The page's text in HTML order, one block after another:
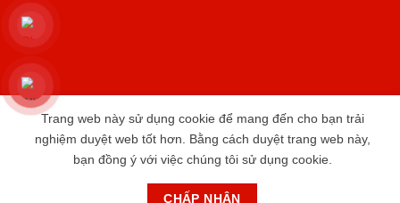
Copyright 2026 © cameravnt39.com
CHƯƠNG TRÌNH TRI ÂN KHÁCH HÀNG THAY PIN
IPHONE CHỈ 3999 円
Trang web này sử dụng cookie để mang đến cho bạn trải
nghiệm duyệt web tốt hơn. Bằng cách duyệt trang web này,
bạn đồng ý với việc chúng tôi sử dụng cookie.
CHẤP NHẬN